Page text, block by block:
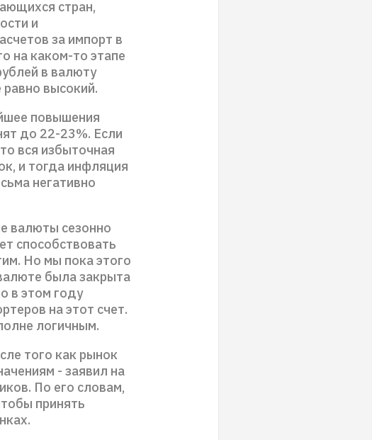
стран,
и
за импорт в
на каком-то этапе
в валюту
высокий.
повышения
до 22-23%. Если
вся избыточная
и тогда инфляция
негативно
валюты сезонно
способствовать
Но мы пока этого
была закрыта
в этом году
на этот счет.
логичным.
того как рынок
- заявил на
По его словам,
принять